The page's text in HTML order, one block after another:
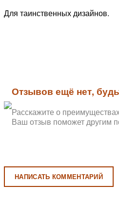
Для таинственных дизайнов.
Отзывов ещё нет,
Расскажите о
Ваш отзыв поможет другим
НАПИСАТЬ КОММЕНТАРИЙ